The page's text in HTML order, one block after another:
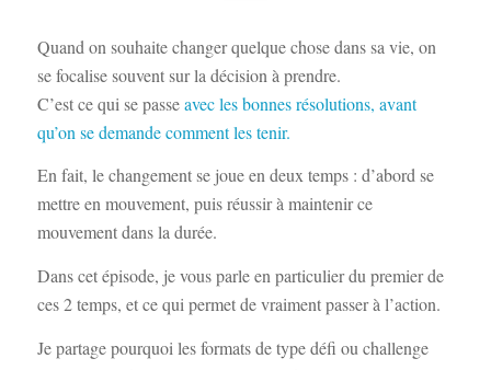
Quand on souhaite changer quelque chose dans sa vie, on
se focalise souvent sur la décision à prendre.
C’est ce qui se passeavec les bonnes résolutions, avant
qu’on se demande comment les tenir.
En fait, le changement se joue en deux temps : d’abord se
mettre en mouvement, puis réussir à maintenir ce
mouvement dans la durée.
Dans cet épisode, je vous parle en particulier du premier de
ces 2 temps, et ce qui permet de vraiment passer à l’action.
Je partage pourquoi les formats de type défi ou challenge